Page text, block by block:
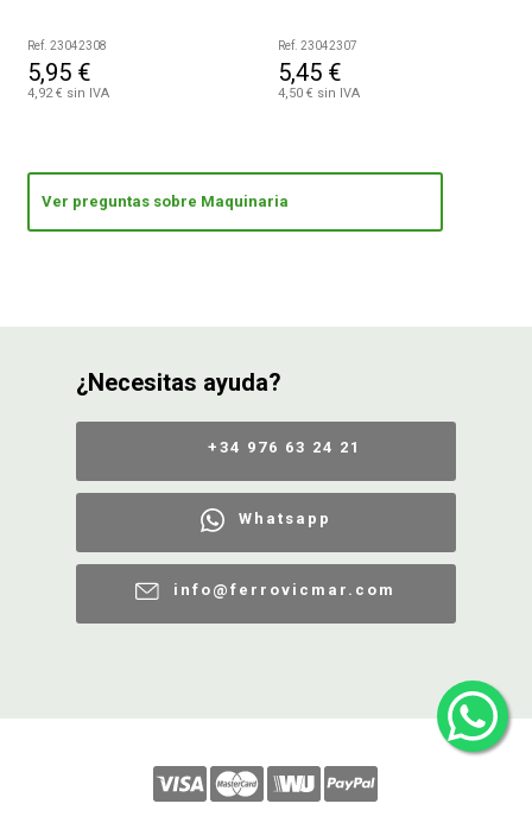
Ref. 23042308
5,95 €
4,92 € sin IVA
Ref. 23042307
5,45 €
4,50 € sin IVA
Ver preguntas sobre Maquinaria
¿Necesitas ayuda?
+34 976 63 24 21
Whatsapp
info@ferrovicmar.com